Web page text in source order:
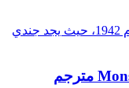
تدور الأحداث في (المحيط الهادئ) عام 1942، حيث يجد جندي